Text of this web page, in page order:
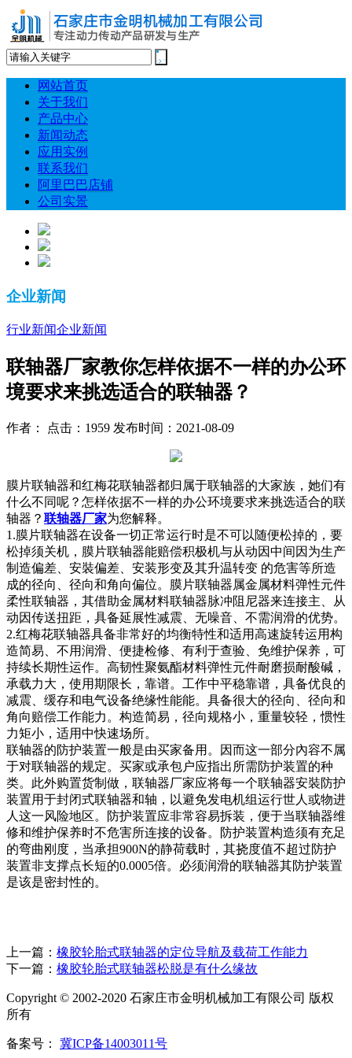
网站首页
关于我们
产品中心
新闻动态
应用实例
联系我们
阿里巴巴店铺
公司实景
企业新闻
行业新闻企业新闻
联轴器厂家教你怎样依据不一样的办公环
境要求来挑选适合的联轴器？
作者： 点击：1959 发布时间：2021-08-09
膜片联轴器和红梅花联轴器都归属于联轴器的大家族，她们有
什么不同呢？怎样依据不一样的办公环境要求来挑选适合的联
轴器？ 联轴器厂家为您解释。
1.膜片联轴器在设备一切正常运行时是不可以随便松掉的，要
松掉须关机，膜片联轴器能赔偿积极机与从动因中间因为生产
制造偏差、安裝偏差、安装形变及其升温转变 的危害等所造
成的径向、径向和角向偏位。膜片联轴器属金属材料弹性元件
柔性联轴器，其借助金属材料联轴器脉冲阻尼器来连接主、从
动因传送扭距，具备延展性减震、无噪音、不需润滑的优势。
2.红梅花联轴器具备非常好的均衡特性和适用高速旋转运用构
造简易、不用润滑、便捷检修、有利于查验、免维护保养，可
持续长期性运作。高韧性聚氨酯材料弹性元件耐磨损耐酸碱，
承载力大，使用期限长，靠谱。工作中平稳靠谱，具备优良的
减震、缓存和电气设备绝缘性能能。具备很大的径向、径向和
角向赔偿工作能力。构造简易，径向规格小，重量较轻，惯性
力矩小，适用中快速场所。
联轴器的防护装置一般是由买家备用。因而这一部分內容不属
于对联轴器的规定。买家或承包户应指出所需防护装置的种
类。此外购置货制做，联轴器厂家应将每一个联轴器安裝防护
装置用于封闭式联轴器和轴，以避免发电机组运行世人或物进
人这一风险地区。防护装置应非常容易拆装，便于当联轴器维
修和维护保养时不危害所连接的设备。防护装置构造须有充足
的弯曲刚度，当承担900N的静荷载时，其挠度值不超过防护
装置非支撑点长短的0.0005倍。必须润滑的联轴器其防护装置
是该是密封性的。
上一篇： 橡胶轮胎式联轴器的定位导航及载荷工作能力
下一篇： 橡胶轮胎式联轴器松脱是有什么缘故
Copyright © 2002-2020 石家庄市金明机械加工有限公司 版权
所有
备案号： 冀ICP备14003011号